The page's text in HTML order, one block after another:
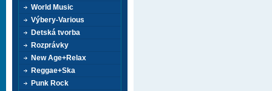
World Music
Výbery-Various
Detská tvorba
Rozprávky
New Age+Relax
Reggae+Ska
Punk Rock